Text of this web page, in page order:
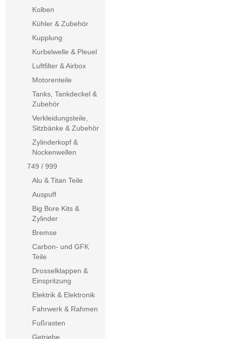
Kolben
Kühler & Zubehör
Kupplung
Kurbelwelle & Pleuel
Luftfilter & Airbox
Motorenteile
Tanks, Tankdeckel &
Zubehör
Verkleidungsteile,
Sitzbänke & Zubehör
Zylinderkopf &
Nockenwellen
749 / 999
Alu & Titan Teile
Auspuff
Big Bore Kits &
Zylinder
Bremse
Carbon- und GFK
Teile
Drosselklappen &
Einspritzung
Elektrik & Elektronik
Fahrwerk & Rahmen
Fußrasten
Getriebe